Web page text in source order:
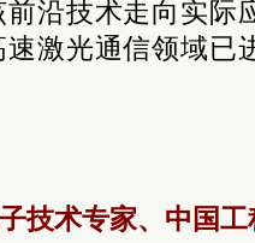
沿技术走向实际
激光通信领域已
技术专家、中国